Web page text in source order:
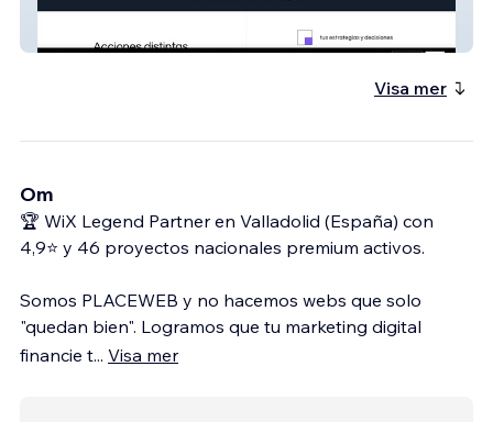
Visa mer
Om
🏆 WiX Legend Partner en Valladolid (España) con
4,9⭐️ y 46 proyectos nacionales premium activos.
Somos PLACEWEB y no hacemos webs que solo
"quedan bien". Logramos que tu marketing digital
financie t... Visa mer